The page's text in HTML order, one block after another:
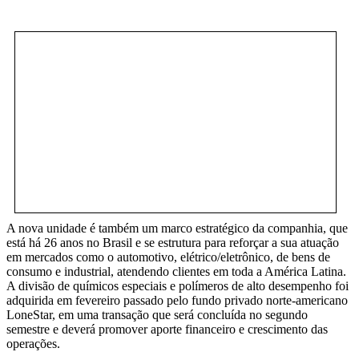
A nova unidade é também um marco estratégico da companhia, que
está há 26 anos no Brasil e se estrutura para reforçar a sua atuação
em mercados como o automotivo, elétrico/eletrônico, de bens de
consumo e industrial, atendendo clientes em toda a América Latina.
A divisão de químicos especiais e polímeros de alto desempenho foi
adquirida em fevereiro passado pelo fundo privado norte-americano
LoneStar, em uma transação que será concluída no segundo
semestre e deverá promover aporte financeiro e crescimento das
operações.